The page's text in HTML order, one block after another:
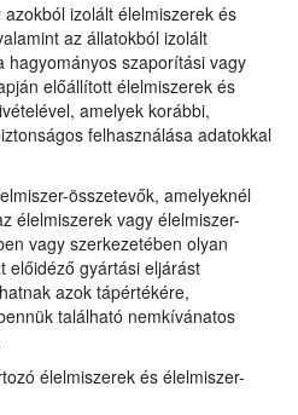
izolált élelmiszerek és
az állatokból izolált
hagyományos szaporítási vagy
előállított élelmiszerek és
amelyek korábbi,
felhasználása adatokkal
összetevők, amelyeknél
élelmiszerek vagy élelmiszer-
vagy szerkezetében olyan
előidéző gyártási eljárást
azok tápértékére,
található nemkívánatos
élelmiszerek és élelmiszer-